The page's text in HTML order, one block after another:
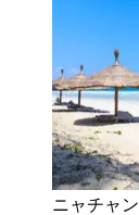
ニャチャン